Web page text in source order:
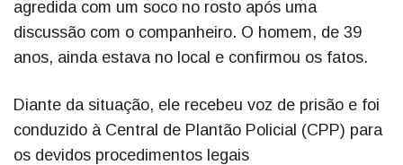
agredida com um soco no rosto após uma
discussão com o companheiro. O homem, de 39
anos, ainda estava no local e confirmou os fatos.
Diante da situação, ele recebeu voz de prisão e foi
conduzido à Central de Plantão Policial (CPP) para
os devidos procedimentos legais